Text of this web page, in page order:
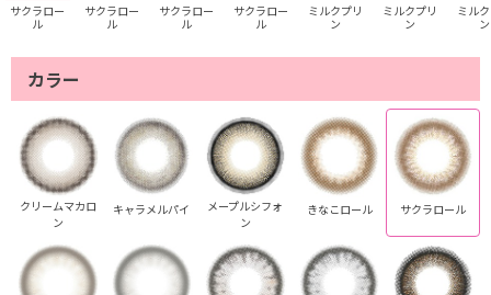
サクラロー
ル
サクラロー
ル
サクラロー
ル
サクラロー
ル
ミルクプリ
ン
ミルクプリ
ン
ミル
ン
カラー
クリームマカロ
ン
キャラメルパイ
メープルシフォ
ン
きなこロール サクラロール